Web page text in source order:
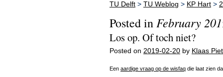
TU Delft > TU Weblog > KP Hart >
Posted in February
Los op. Of toch niet?
Posted on 2019-02-20 by Klaas
Een aardige vraag op de wisfaq die laat zien